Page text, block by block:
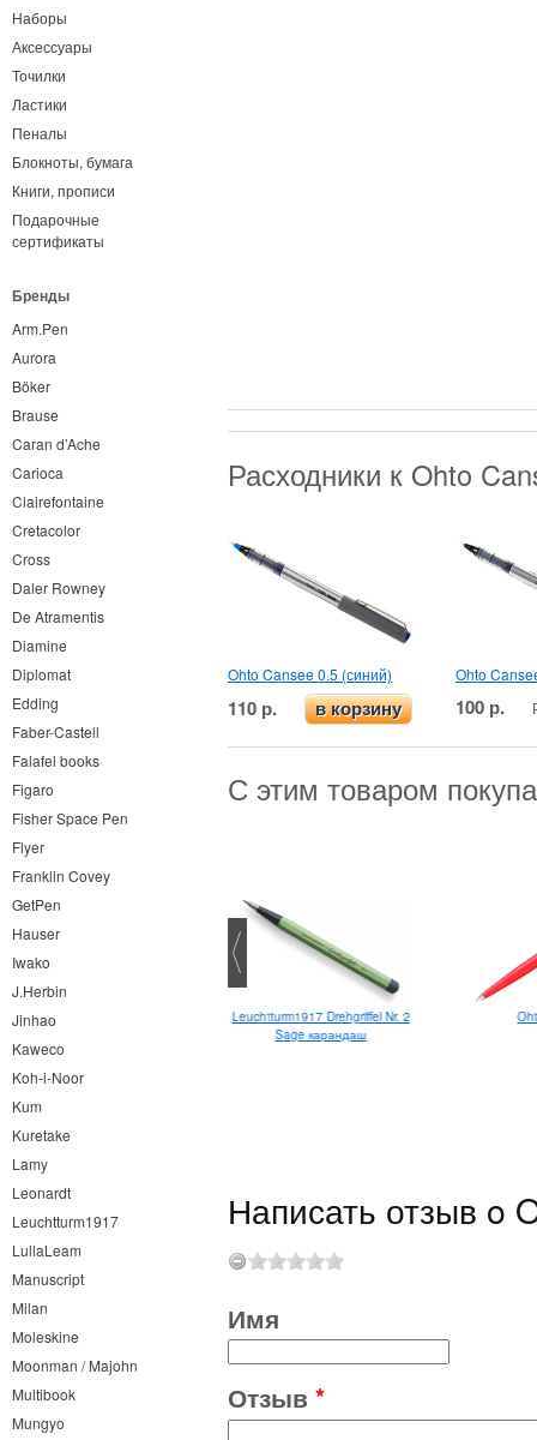
Наборы
Аксессуары
Точилки
Ластики
Пеналы
Блокноты, бумага
Книги, прописи
Подарочные
сертификаты
Бренды
Arm.Pen
Aurora
Böker
Brause
Caran d’Ache
Carioca
Clairefontaine
Cretacolor
Cross
Daler Rowney
De Atramentis
Diamine
Diplomat
Edding
Faber-Castell
Falafel books
Figaro
Fisher Space Pen
Flyer
Franklin Covey
GetPen
Hauser
Iwako
J.Herbin
Jinhao
Kaweco
Koh-i-Noor
Kum
Kuretake
Lamy
Leonardt
Leuchtturm1917
LullaLeam
Manuscript
Milan
Moleskine
Moonman / Majohn
Multibook
Mungyo
Расходники к Ohto
Ohto Cansee 0.5 (синий)
110 р. в корзину
Ohto
100 р.
С этим товаром
Leuchtturm1917 Drehgriffel Nr. 2
Sage карандаш
Написать отзыв o
Имя
Отзыв *